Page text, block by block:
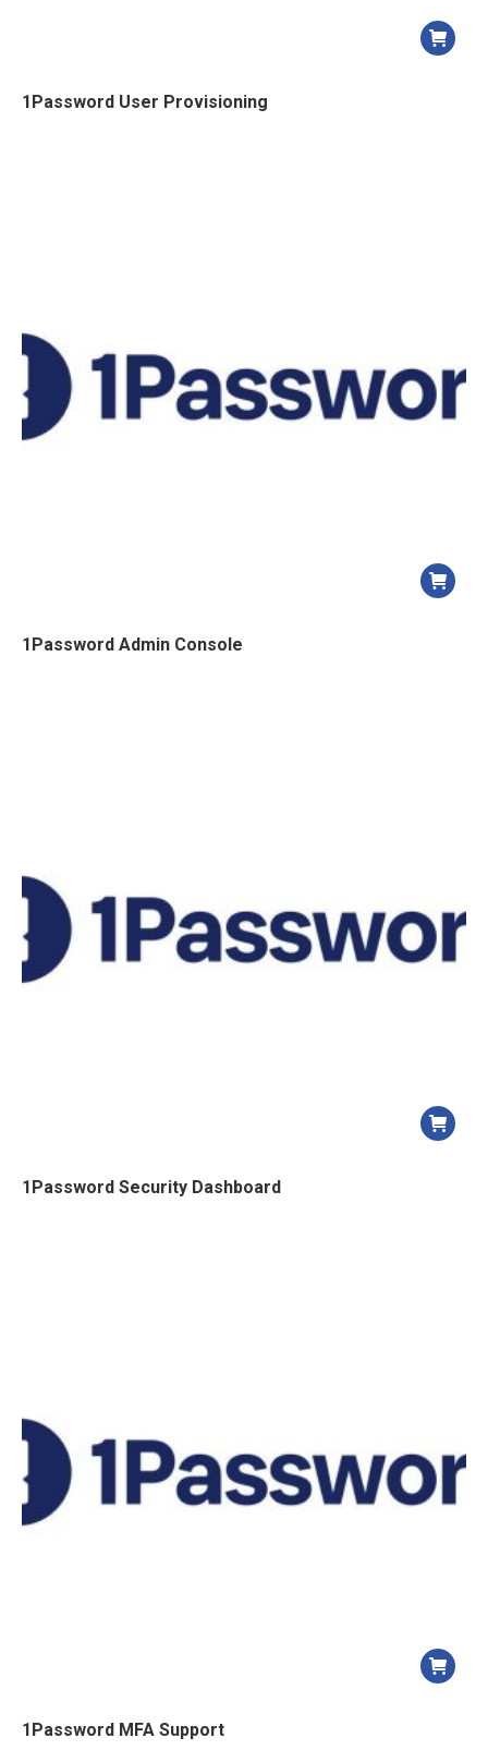
1Password User Provisioning
1Password Admin Console
1Password Security Dashboard
1Password MFA Support